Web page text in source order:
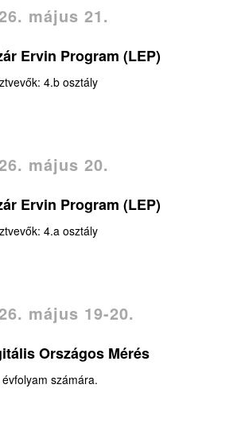
május 21.
Ervin Program (LEP)
4.b osztály
május 20.
Ervin Program (LEP)
4.a osztály
május 19-20.
Országos Mérés
számára.